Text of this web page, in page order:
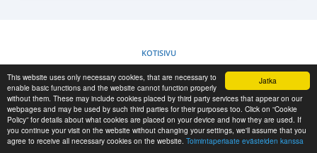
Jatka
This website uses only necessary cookies, that are necessary to
enable basic functions and the website cannot function properly
without them. These may include cookies placed by third party services that appear on our
webpages and may be used by such third parties for their purposes too. Click on “Cookie
Policy” for details about what cookies are placed on your device and how they are used. If
you continue your visit on the website without changing your settings, we'll assume that you
agree to receive all necessary cookies on the website. Toimintaperiaate evästeiden kanssa
KOTISIVU
TOIMINTAPERIAATE EVÄSTEIDEN KANSSA
RESCUE MATERIAL